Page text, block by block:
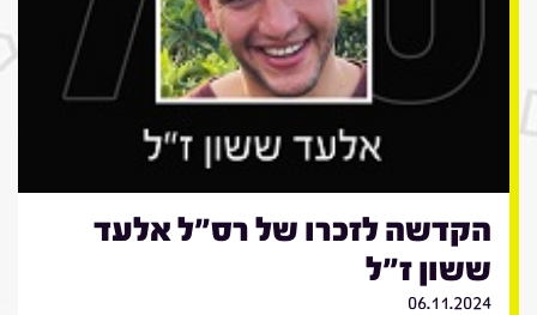
הקדשה לזכרו של רס"ל אלעד
ששון ז"ל
06.11.2024